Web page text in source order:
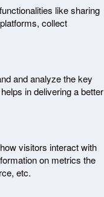
like sharing
collect
and analyze the key
in delivering a better
visitors interact with
on metrics the
etc.